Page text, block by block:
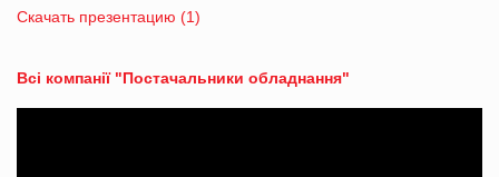
Скачать презентацию (1)
Всі компанії "Постачальники обладнання"